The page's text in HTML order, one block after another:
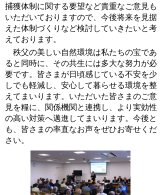
捕獲体制に関する要望など貴重なご意見も
いただいておりますので、今後将来を見据
えた体制づくりなど検討していきたいと考
えております。
秩父の美しい自然環境は私たちの宝であ
ると同時に、その共生には多大な努力が必
要です。皆さまが日頃感じている不安を少
しでも軽減し、安心して暮らせる環境を整
えてまいります。いただいた皆さまのご意
見を糧に、関係機関と連携し、より実効性
の高い対策へ邁進してまいります。今後と
も、皆さまの率直なお声をぜひお寄せくだ
さい。